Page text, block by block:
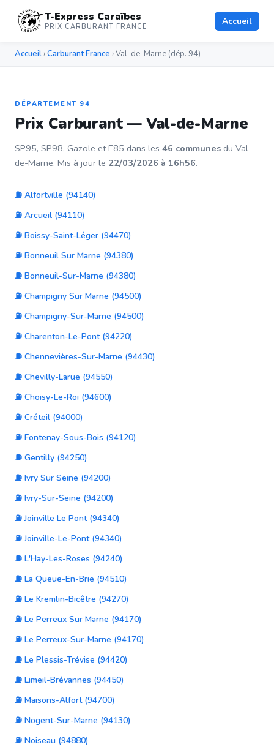
T-Express Caraïbes
PRIX CARBURANT FRANCE Accueil
Accueil ›Carburant France › Val-de-Marne (dép. 94)
DÉPARTEMENT 94
Prix Carburant — Val-de-Marne
SP95, SP98, Gazole et E85 dans les 46 communes du Val-
de-Marne. Mis à jour le 22/03/2026 à 16h56.
⛽ Alfortville (94140)
⛽ Arcueil (94110)
⛽ Boissy-Saint-Léger (94470)
⛽ Bonneuil Sur Marne (94380)
⛽ Bonneuil-Sur-Marne (94380)
⛽ Champigny Sur Marne (94500)
⛽ Champigny-Sur-Marne (94500)
⛽ Charenton-Le-Pont (94220)
⛽ Chennevières-Sur-Marne (94430)
⛽ Chevilly-Larue (94550)
⛽ Choisy-Le-Roi (94600)
⛽ Créteil (94000)
⛽ Fontenay-Sous-Bois (94120)
⛽ Gentilly (94250)
⛽ Ivry Sur Seine (94200)
⛽ Ivry-Sur-Seine (94200)
⛽ Joinville Le Pont (94340)
⛽ Joinville-Le-Pont (94340)
⛽ L'Hay-Les-Roses (94240)
⛽ La Queue-En-Brie (94510)
⛽ Le Kremlin-Bicêtre (94270)
⛽ Le Perreux Sur Marne (94170)
⛽ Le Perreux-Sur-Marne (94170)
⛽ Le Plessis-Trévise (94420)
⛽ Limeil-Brévannes (94450)
⛽ Maisons-Alfort (94700)
⛽ Nogent-Sur-Marne (94130)
⛽ Noiseau (94880)